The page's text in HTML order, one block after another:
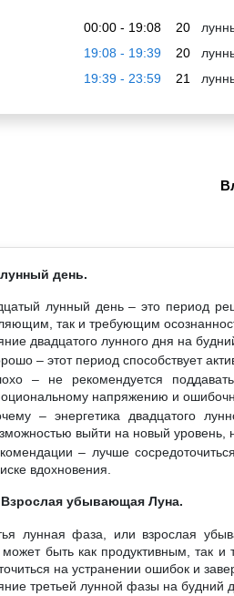
00:00 - 19:08 20
19:08 - 19:39
20
19:39 - 23:59
21
лунный день.
лунный день – это период
так и требующим
двадцатого лунного дня на
– этот период способствует
– не рекомендуется
напряжению и
– энергетика двадцатого
выйти на новый уровень,
– лучше
вдохновения.
Взрослая убывающая Луна.
лунная фаза, или взрослая
может быть как продуктивным, так
на устранении ошибок и
третьей лунной фазы на будний